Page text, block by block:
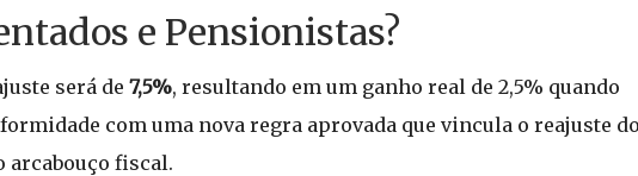
e Pensionistas?
será de 7,5%, resultando em um ganho real de 2,5% quando
com uma nova regra aprovada que vincula o reajuste do
fiscal.